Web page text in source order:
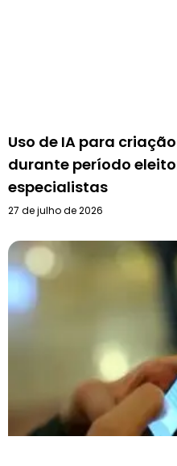
Uso de IA para
durante período
especialistas
27 de julho de 2026